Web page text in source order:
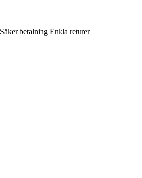
Säker betalning Enkla returer